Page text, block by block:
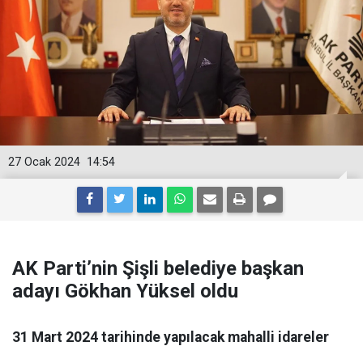
14:54
27 Ocak 2024
AK Parti’nin Şişli belediye başkan
adayı Gökhan Yüksel oldu
31 Mart 2024 tarihinde yapılacak mahalli idareler